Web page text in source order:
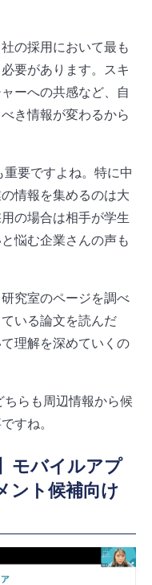
の採用において最も
要があります。スキ
ーへの共感など、自
き情報が変わるから
要ですよね。特に中
情報を集めるのは大
の場合は相手が学生
悩む企業さんの声も
究室のページを調べ
いる論文を読んだ
理解を深めていくの
らも周辺情報から候
すね。
モバイルアプ
ント候補向け